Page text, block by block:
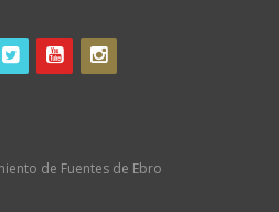
de Fuentes de Ebro